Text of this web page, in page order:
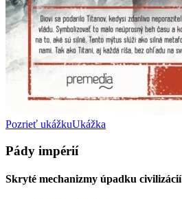
Pozrieť ukážkuUkážka
Pády impérií
Skryté mechanizmy úpadku civilizácií